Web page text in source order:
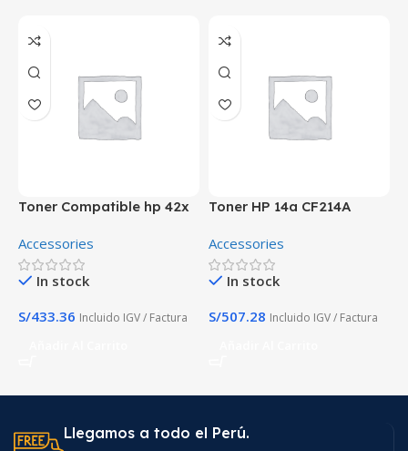
Toner Compatible hp 42x
Premiun
Accessories
In stock
S/433.36 Incluido IGV / Factura
Toner HP 14a CF214A
Accessories
In stock
S/507.28 Incluido IGV / Factura
Llegamos a todo el Perú.